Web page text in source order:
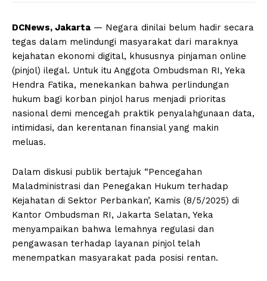
DCNews, Jakarta — Negara dinilai belum hadir secara
tegas dalam melindungi masyarakat dari maraknya
kejahatan ekonomi digital, khususnya pinjaman online
(pinjol) ilegal. Untuk itu Anggota Ombudsman RI, Yeka
Hendra Fatika, menekankan bahwa perlindungan
hukum bagi korban pinjol harus menjadi prioritas
nasional demi mencegah praktik penyalahgunaan data,
intimidasi, dan kerentanan finansial yang makin
meluas.
Dalam diskusi publik bertajuk “Pencegahan
Maladministrasi dan Penegakan Hukum terhadap
Kejahatan di Sektor Perbankan’, Kamis (8/5/2025) di
Kantor Ombudsman RI, Jakarta Selatan, Yeka
menyampaikan bahwa lemahnya regulasi dan
pengawasan terhadap layanan pinjol telah
menempatkan masyarakat pada posisi rentan.